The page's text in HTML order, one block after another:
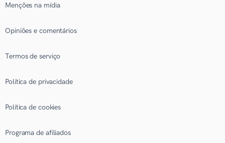
Menções na mídia
Opiniões e comentários
Termos de serviço
Política de privacidade
Política de cookies
Programa de afiliados